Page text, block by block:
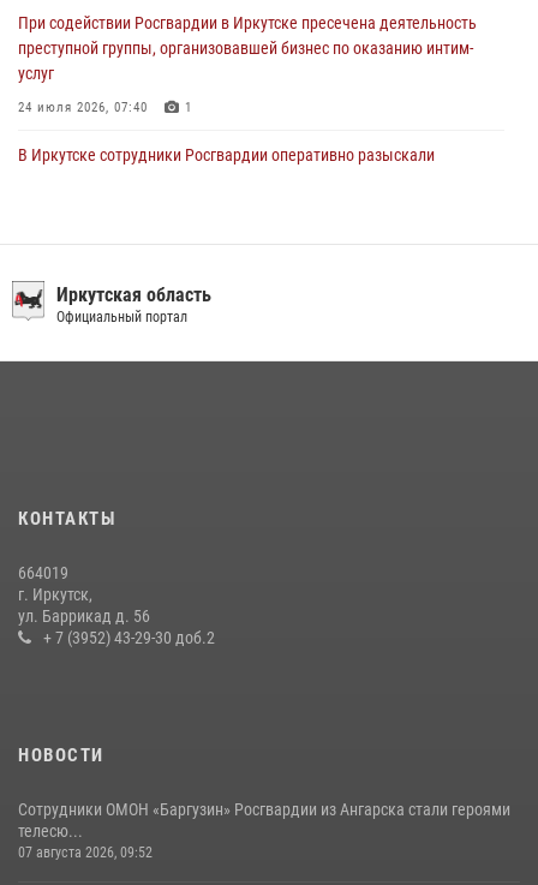
При содействии Росгвардии в Иркутске пресечена деятельность
преступной группы, организовавшей бизнес по оказанию интим-
услуг
24 июля 2026, 07:40 1
В Иркутске сотрудники Росгвардии оперативно разыскали
приняли участие в благотворительной акции
13 июля 2026, 07:04 4
В Иркутской области завершились учебно-методические сборы с
инструкторами Сибирского ордена Жукова округа Росгвардии
27 июля 2026, 03:38 2
Иркутская область
Официальный портал
КОНТАКТЫ
664019
г. Иркутск,
ул. Баррикад д. 56
+ 7 (3952) 43-29-30 доб.2
НОВОСТИ
Сотрудники ОМОН «Баргузин» Росгвардии из Ангарска стали героями
телесю...
07 августа 2026, 09:52